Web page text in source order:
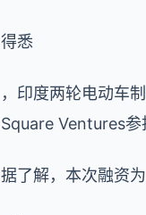
得悉
，印度两轮电动车
Square Ventures参
据了解，本次融资